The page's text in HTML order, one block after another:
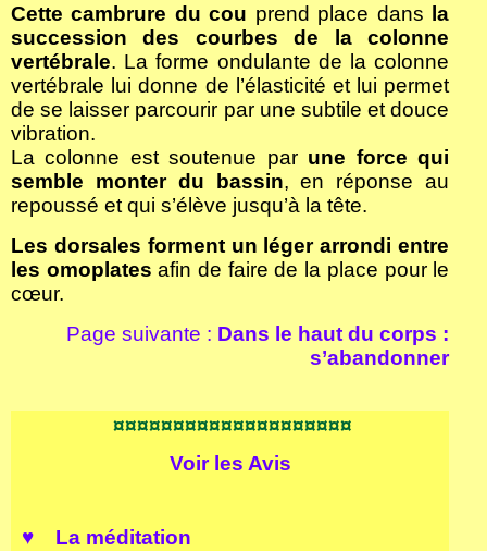
Cette cambrure du cou prend place dans
la
succession des courbes de la colonne
vertébrale. La forme ondulante de la colonne
vertébrale lui donne de l’élasticité et lui permet
de se laisser parcourir par une subtile et douce
vibration.
La colonne est soutenue par une force qui
semble monter du bassin, en réponse au
repoussé et qui s’élève jusqu’à la tête.
Les dorsales forment un léger arrondi entre
les omoplatesafin de faire de la place pour le
cœur.
Page suivante : Dans le haut du corps :
s’abandonner
¤¤¤¤¤¤¤¤¤¤¤¤¤¤¤¤¤¤¤¤
Voir les Avis
♥ La méditation